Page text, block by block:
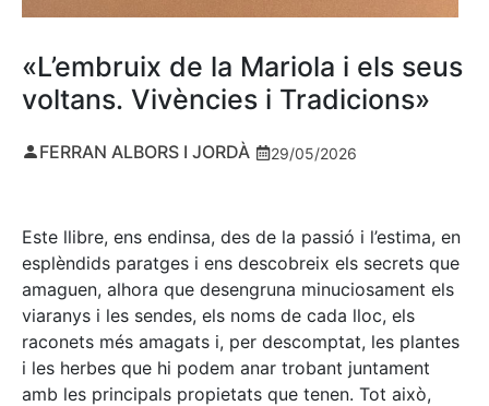
«L’embruix de la Mariola i els seus
voltans. Vivències i Tradicions»
FERRAN ALBORS I JORDÀ 29/05/2026
Este llibre, ens endinsa, des de la passió i l’estima, en
esplèndids paratges i ens descobreix els secrets que
amaguen, alhora que desengruna minuciosament els
viaranys i les sendes, els noms de cada lloc, els
raconets més amagats i, per descomptat, les plantes
i les herbes que hi podem anar trobant juntament
amb les principals propietats que tenen. Tot això,